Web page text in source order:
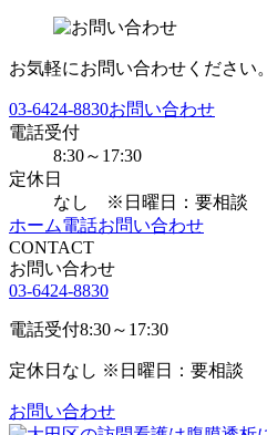
お気軽にお問い合わせください。
03-6424-8830お問い合わせ
電話受付
8:30～17:30
定休日
なし ※日曜日：要相談
ホーム電話お問い合わせ
CONTACT
お問い合わせ
03-6424-8830
電話受付8:30～17:30
定休日 なし ※日曜日：要相談
お問い合わせ